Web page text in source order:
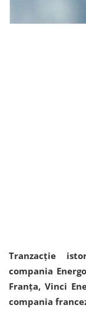
Tranzacție
compania
Franța, Vinci
compania